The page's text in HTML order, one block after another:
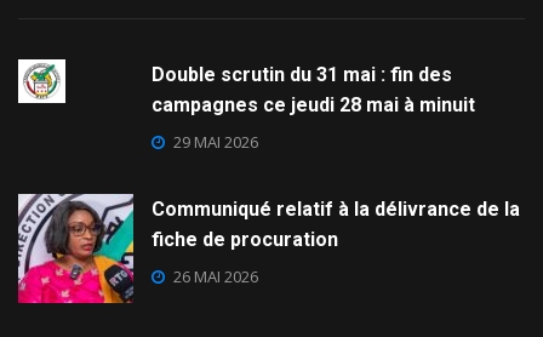
Double scrutin du 31 mai : fin des
campagnes ce jeudi 28 mai à minuit
29 MAI 2026
Communiqué relatif à la délivrance de la
fiche de procuration
26 MAI 2026